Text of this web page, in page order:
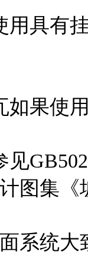
用具有
如果使
见
图集《
系统